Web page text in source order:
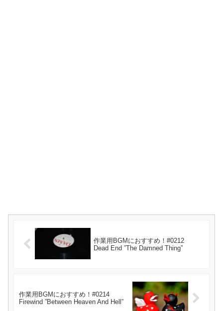
作業用BGMにおすすめ！#0212
Dead End ”The Damned Thing”
作業用BGMにおすすめ！#0214
Firewind ”Between Heaven And Hell”